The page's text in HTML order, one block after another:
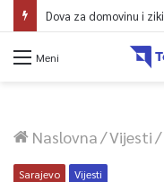
Meni
Naslovna/Vijesti/
Sarajevo Vijesti